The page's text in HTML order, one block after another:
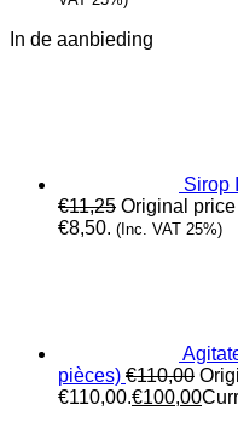
In de aanbieding
Sirop
€11,25 Original
€8,50. (Inc. VAT 25%)
pièces) €110,00
€110,00.€100,00